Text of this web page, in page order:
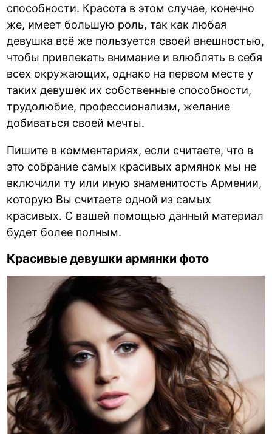
способности. Красота в этом случае, конечно
же, имеет большую роль, так как любая
девушка всё же пользуется своей внешностью,
чтобы привлекать внимание и влюблять в себя
всех окружающих, однако на первом месте у
таких девушек их собственные способности,
трудолюбие, профессионализм, желание
добиваться своей мечты.
Пишите в комментариях, если считаете, что в
это собрание самых красивых армянок мы не
включили ту или иную знаменитость Армении,
которую Вы считаете одной из самых
красивых. С вашей помощью данный материал
будет более полным.
Красивые девушки армянки фото